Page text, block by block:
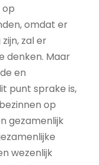
omdat er
zal er
denken. Maar
en
punt sprake is,
op
gezamenlijk
wezenlijk